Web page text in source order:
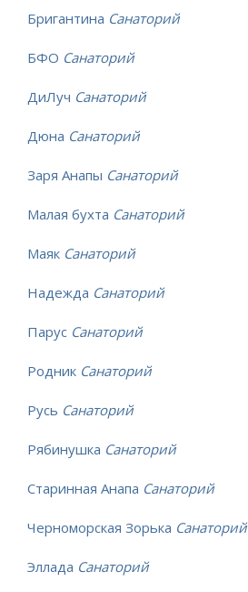
Бригантина Санаторий
БФО Санаторий
ДиЛуч Санаторий
Дюна Санаторий
Заря Анапы Санаторий
Малая бухта Санаторий
Маяк Санаторий
Надежда Санаторий
Парус Санаторий
Родник Санаторий
Русь Санаторий
Рябинушка Санаторий
Старинная Анапа Санаторий
Черноморская Зорька Санаторий
Эллада Санаторий